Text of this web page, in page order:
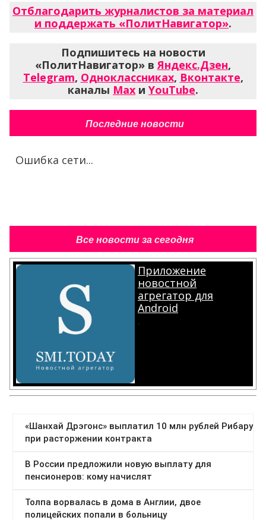
Отблагодарить журналистов за материал
и поддержать «ПолитНавигатор».
Подпишитесь на новости
«ПолитНавигатор» вЯндекс.Дзен,
Telegram, Одноклассниках, Вконтакте,
каналы Max и YouTube.
Последние новости
Ошибка сети...
Все новости за сегодня
Приложение
новостной
агрегатор для
Android
.